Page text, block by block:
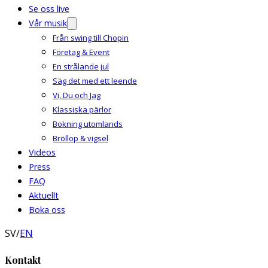
Se oss live
Vår musik
Från swing till Chopin
Företag & Event
En strålande jul
Säg det med ett leende
Vi, Du och Jag
Klassiska pärlor
Bokning utomlands
Bröllop & vigsel
Videos
Press
FAQ
Aktuellt
Boka oss
SV/EN
Kontakt